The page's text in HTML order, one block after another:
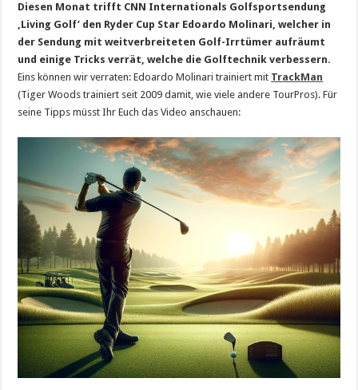
Diesen Monat trifft CNN Internationals Golfsportsendung
‚Living Golf’ den Ryder Cup Star Edoardo Molinari, welcher in
der Sendung mit weitverbreiteten Golf-Irrtümer aufräumt
und einige Tricks verrät, welche die Golftechnik verbessern.
Eins können wir verraten: Edoardo Molinari trainiert mit TrackMan
(Tiger Woods trainiert seit 2009 damit, wie viele andere TourPros). Für
seine Tipps müsst Ihr Euch das Video anschauen: